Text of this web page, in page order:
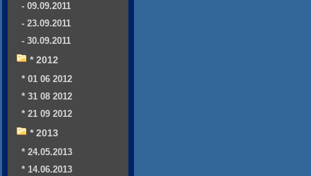
- 09.09.2011
- 23.09.2011
- 30.09.2011
* 2012
* 01 06 2012
* 31 08 2012
* 21 09 2012
* 2013
* 24.05.2013
* 14.06.2013